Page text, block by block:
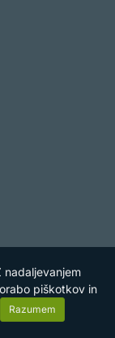
piškotkov in
Razumem